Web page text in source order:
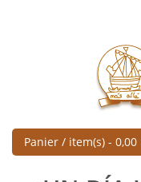
Panier / item(s) - 0,00